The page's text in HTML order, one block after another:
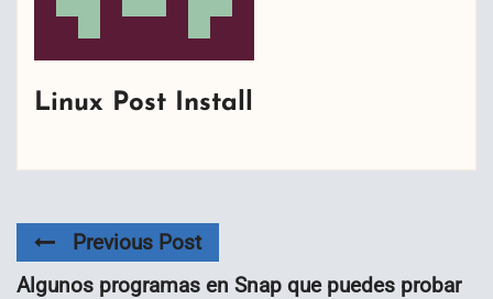
Linux Post Install
Previous Post
Algunos programas en Snap que puedes probar